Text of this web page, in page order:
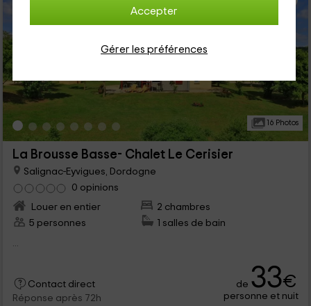
Accepter
Gérer les préférences
16 Photos
La Brousse Basse- Chalet Le Cerisier
Salignac-Eyvigues, Dordogne
0 opinions
Louer en entier
2 chambres
5 personnes
1 salles de bain
...
Contact direct
Réponse après 72h
de 33€
personne et nuit